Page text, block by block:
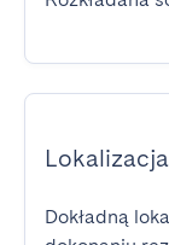
Lokalizacja
Dokładną